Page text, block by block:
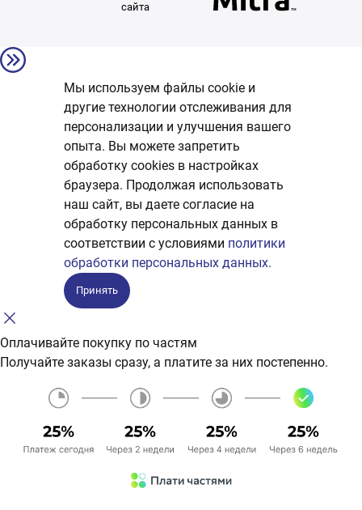
сайта
Мы используем файлы cookie и
другие технологии отслеживания для
персонализации и улучшения вашего
опыта. Вы можете запретить
обработку сookies в настройках
браузера. Продолжая использовать
наш сайт, вы даете согласие на
обработку персональных данных в
соответствии с условиями политики
обработки персональных данных.
Принять
Оплачивайте покупку по частям
Получайте заказы сразу, а платите за них постепенно.